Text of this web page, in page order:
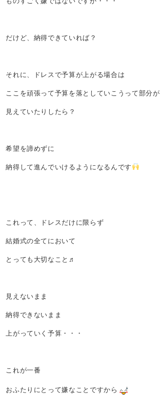
だけど、納得できていれば？
それに、ドレスで予算が上がる場合は
ここを頑張って予算を落としていこうって部分が
見えていたりしたら？
希望を諦めずに
納得して進んでいけるようになるんです
これって、ドレスだけに限らず
結婚式の全てにおいて
とっても大切なこと♬
見えないまま
納得できないまま
上がっていく予算・・・
これが一番
おふたりにとって嫌なことですから